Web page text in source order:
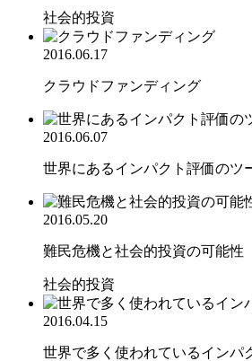
社会的投資
2016.06.17
クラウドファンディング
2016.06.07
世界にあるインパクト評価のツ
2016.05.20
難民危機と社会的投資の可能性
社会的投資
2016.04.15
世界で多く使われているインパ